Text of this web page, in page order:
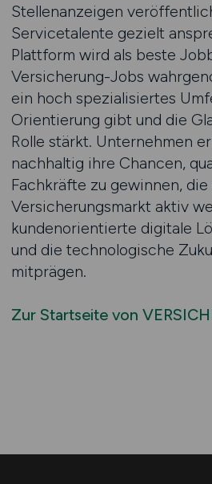
Stellenanzeigen
Servicetalente gezielt
Plattform wird als beste
Versicherung-Jobs
ein hoch spezialisiertes
Orientierung gibt und die
Rolle stärkt. Unternehmen
nachhaltig ihre Chancen,
Fachkräfte zu gewinnen, die
Versicherungsmarkt aktiv
kundenorientierte digitale
und die technologische
mitprägen.
Zur Startseite von